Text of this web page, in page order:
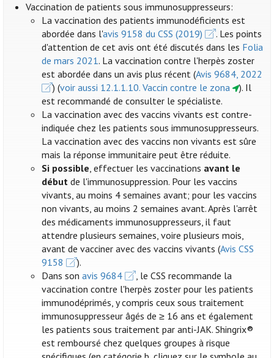
Vaccination de patients sous immunosuppresseurs:
La vaccination des patients immunodéficients est
abordée dans l'avis 9158 du CSS (2019)
. Les points
d'attention de cet avis ont été discutés dans les Folia
de mars 2021. La vaccination contre l'herpès zoster
est abordée dans un avis plus récent (Avis 9684, 2022
) (voir aussi 12.1.1.10. Vaccin contre le zona
). Il
est recommandé de consulter le spécialiste.
La vaccination avec des vaccins vivants est contre-
indiquée chez les patients sous immunosuppresseurs.
La vaccination avec des vaccins non vivants est sûre
mais la réponse immunitaire peut être réduite.
Si possible, effectuer les vaccinations avant le
début de l'immunosuppression. Pour les vaccins
vivants, au moins 4 semaines avant; pour les vaccins
non vivants, au moins 2 semaines avant. Après l'arrêt
des médicaments immunosuppresseurs, il faut
attendre plusieurs semaines, voire plusieurs mois,
avant de vacciner avec des vaccins vivants (Avis CSS
9158
).
Dans sonavis 9684
, le CSS recommande la
vaccination contre l'herpès zoster pour les patients
immunodéprimés, y compris ceux sous traitement
immunosuppresseur âgés de ≥ 16 ans et également
les patients sous traitement par anti-JAK. Shingrix®
est remboursé chez quelques groupes à risque